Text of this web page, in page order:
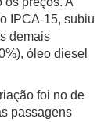
IPCA-15, subiu
demais
óleo diesel
foi no de
passagens